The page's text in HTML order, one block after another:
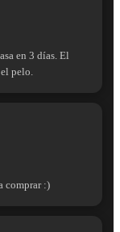
en 3 días. El
pelo.
comprar :)